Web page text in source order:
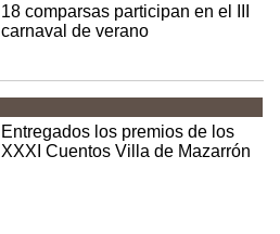
18 comparsas participan en el III
carnaval de verano
Entregados los premios de los
XXXI Cuentos Villa de Mazarrón